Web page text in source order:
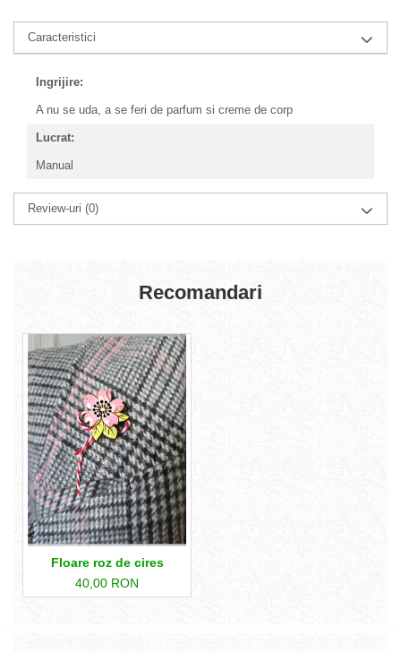
Caracteristici
Ingrijire:
A nu se uda, a se feri de parfum si creme de corp
Lucrat:
Manual
Review-uri (0)
Recomandari
Floare roz de cires
40,00 RON